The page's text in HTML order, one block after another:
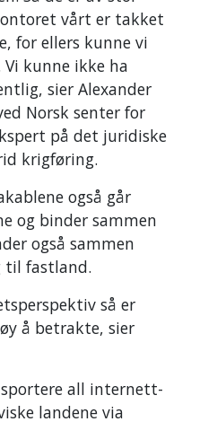
vårt er takket
for ellers kunne vi
kunne ikke ha
sier Alexander
Norsk senter for
på det juridiske
krigføring.
også går
og binder sammen
også sammen
til fastland.
så er
å betrakte, sier
all internett-
landene via